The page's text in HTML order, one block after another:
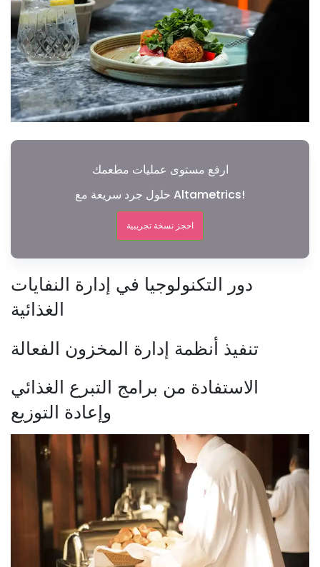
ارفع مستوى عمليات مطعمك
حلول جرد سريعة مع Altametrics!
احجز نسخة تجريبية
دور التكنولوجيا في إدارة النفايات
الغذائية
تنفيذ أنظمة إدارة المخزون الفعالة
الاستفادة من برامج التبرع الغذائي
وإعادة التوزيع